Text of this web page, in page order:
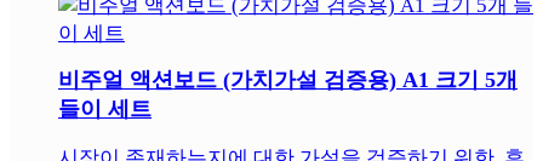
비주얼 액션보드 (가치가설 검증용) A1 크기 5개
들이 세트